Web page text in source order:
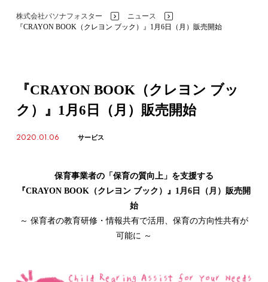
株式会社パソナフォスター >ニュース
『CRAYON BOOK（クレヨン ブック）』1月6日（月）販売開始
『CRAYON BOOK（クレヨン ブッ
ク）』1月6日（月）販売開始
2020.01.06 サービス
保育事業者の「保育の質向上」を支援する
『CRAYON BOOK（クレヨン ブック）』1月6日（月）販売開
始
～ 保育者の教育研修・情報共有で活用、保育の方向性共有が
可能に ～